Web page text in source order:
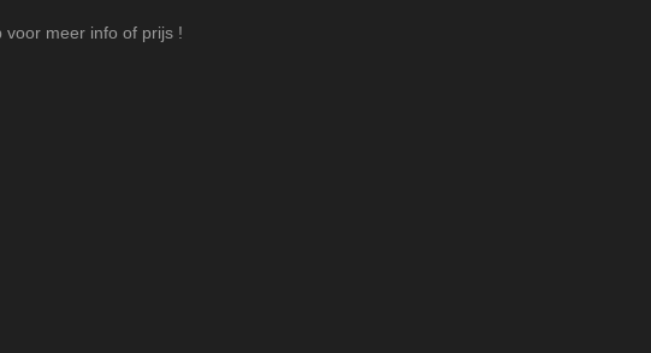
voor meer info of prijs !